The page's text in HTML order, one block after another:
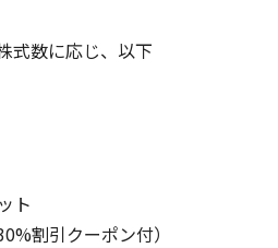
式数に応じ、以下
ト
ン付）